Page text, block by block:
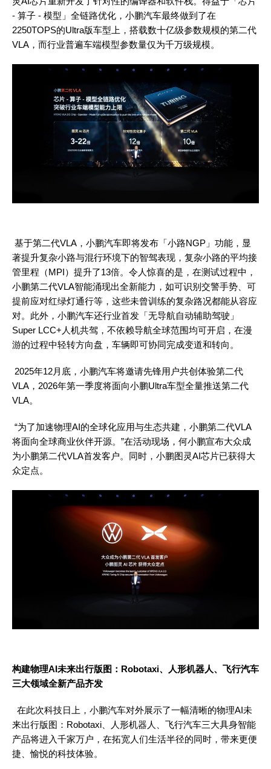
- 算子 - 模型」全链路优化，小鹏汽车最终做到了在
2250TOPS的Ultra版车型上，搭载数十亿级参数规模的第二代
VLA，而行业普遍车端模型参数量仅为千万级规模。
基于第二代VLA，小鹏汽车即将发布「小路NGP」功能，显
著提升复杂小路与混行环境下的智驾表现，复杂小路的平均接
管里程（MPI）提升了13倍。令人惊喜的是，在测试过程中，
小鹏第二代VLA智能涌现出全新能力，如可识别交警手势、可
提前应对红绿灯通行等，这些未曾训练的复杂路况都能从容应
对。此外，小鹏汽车还行业首发「无导航自动辅助驾驶」
Super LCC+人机共驾，不依赖导航全球范围均可开启，在漫
游的过程中轻转方向盘，车辆即可协同完成变道和转向。
2025年12月底，小鹏汽车将邀请先锋用户共创体验第二代
VLA，2026年第一季度将面向小鹏Ultra车型全量推送第二代
VLA。
“为了加速物理AI的全球化应用与生态共建，小鹏第二代VLA
将面向全球商业伙伴开源。”在活动现场，何小鹏宣布大众成
为小鹏第二代VLA首发客户。同时，小鹏图灵AI芯片已获得大
众定点。
构建物理AI未来出行版图：Robotaxi、人形机器人、飞行汽车
三大领域全新产品齐发
在此次科技日上，小鹏汽车对外展示了一幅清晰的物理AI未
来出行版图：Robotaxi、人形机器人、飞行汽车三大具身智能
产品将进入千家万户，在拓宽人们生活半径的同时，带来更便
捷、愉悦的科技体验。